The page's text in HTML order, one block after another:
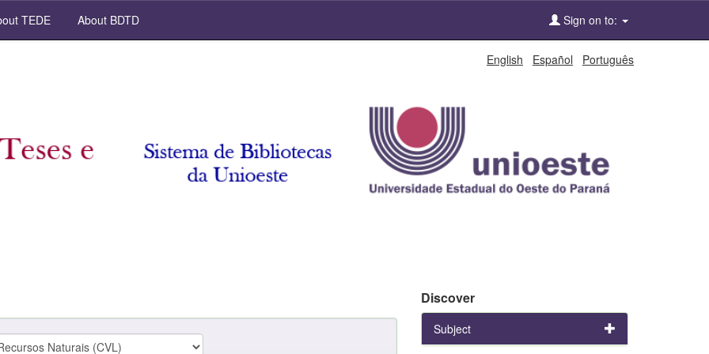
TEDE About BDTD Sign on to:
English Español Português
Discover
Subject